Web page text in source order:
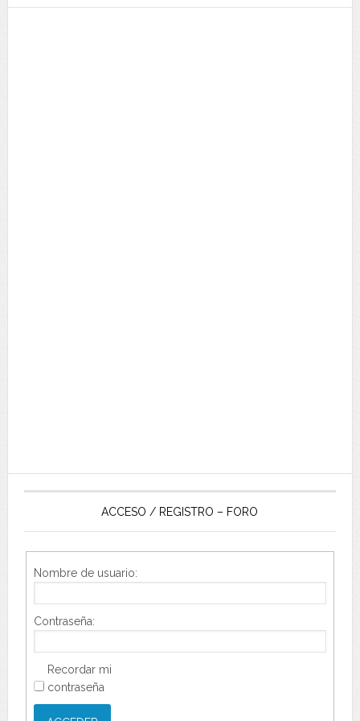
ACCESO / REGISTRO – FORO
Nombre de usuario:
Contraseña:
Recordar mi
contraseña